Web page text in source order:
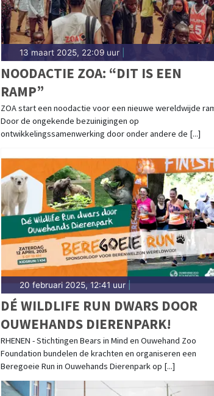
13 maart 2025, 22:09 uur|
NOODACTIE ZOA: “DIT IS EEN
RAMP”
ZOA start een noodactie voor een nieuwe wereldwijde
Door de ongekende bezuinigingen op
ontwikkelingssamenwerking door onder andere de [...]
20 februari 2025, 12:41 uur|
DÉ WILDLIFE RUN DWARS DOOR
OUWEHANDS DIERENPARK!
RHENEN - Stichtingen Bears in Mind en Ouwehand Zoo
Foundation bundelen de krachten en organiseren een
Beregoeie Run in Ouwehands Dierenpark op [...]